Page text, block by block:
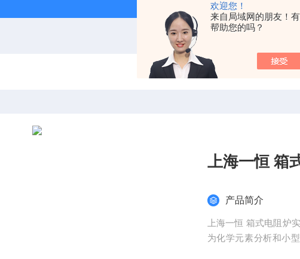
欢迎您！
来自局域网的朋友！
帮助您的吗？
当前位置： 首页 产品中心
上
产品简介
上海一恒 箱式电阻炉实验室高温炉马弗炉，产品用途：供工矿企业、大专院校、科研单位的实验室作
为化学元素分析和小